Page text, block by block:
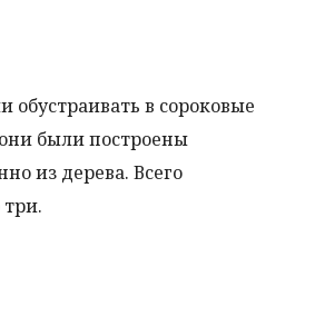
обустраивать в сороковые
были построены
из дерева. Всего